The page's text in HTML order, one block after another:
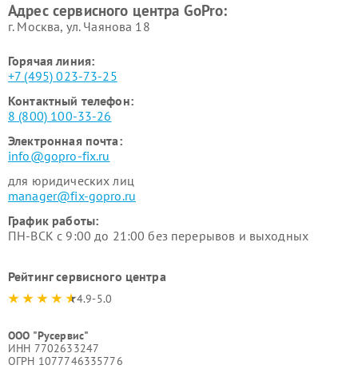
Адрес сервисного центра GoPro:
г. Москва, ул. Чаянова 18
Горячая линия:
+7 (495) 023-73-25
Контактный телефон:
8 (800) 100-33-26
Электронная почта:
info@gopro-fix.ru
для юридических лиц
manager@fix-gopro.ru
График работы:
ПН-ВСК с 9:00 до 21:00 без перерывов и выходных
Рейтинг сервисного центра
4.9-5.0
ООО "Русервис"
ИНН 7702633247
ОГРН 1077746335776